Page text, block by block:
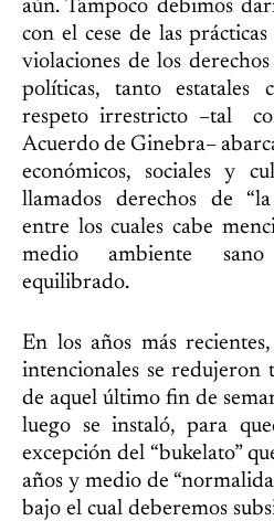
aún. Tampoco debimos
con el cese de las
violaciones de los
políticas, tanto estatales
respeto irrestricto –tal
Acuerdo de Ginebra–
económicos, sociales y
llamados derechos de
entre los cuales cabe
medio ambiente
equilibrado.
En los años más
intencionales se redujeron
de aquel último fin de
luego se instaló, para
excepción del “bukelato”
años y medio de
bajo el cual deberemos